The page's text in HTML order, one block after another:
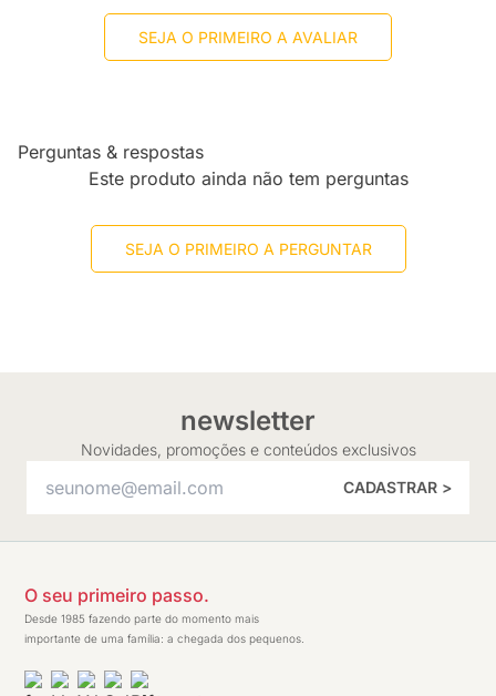
SEJA O PRIMEIRO A AVALIAR
Perguntas & respostas
Este produto ainda não tem perguntas
SEJA O PRIMEIRO A PERGUNTAR
newsletter
Novidades, promoções e conteúdos exclusivos
CADASTRAR >
O seu primeiro passo.
Desde 1985 fazendo parte do momento mais
importante de uma família: a chegada dos pequenos.